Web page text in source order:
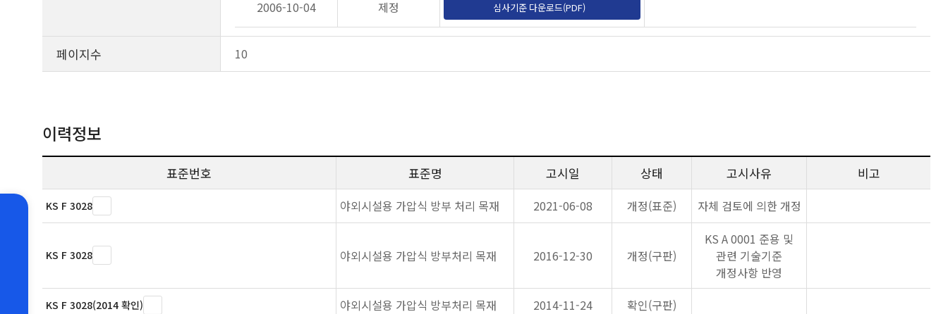
2006-10-04 제정 심사기준 다운로드(PDF)
페이지수 10
이력정보
표준번호 표준명 고시일 상태 고시사유 비고
KS F 3028 야외시설용 가압식 방부 처리 목재 2021-06-08 개정(표준) 자체 검토에 의한 개정
KS F 3028 야외시설용 가압식 방부처리 목재 2016-12-30 개정(구판)
KS A 0001 준용 및
관련 기술기준
개정사항 반영
KS F 3028(2014 확인) 야외시설용 가압식 방부처리 목재 2014-11-24 확인(구판)